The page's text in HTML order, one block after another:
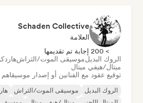
Schaden Collective
العلامة
> 200 إجابة تم تقديمها
الروك البديلموسيقى الموت/الثراش
ميتال/هيفي ميتال
توقيع عقود مع الفنانين أو إصدار موسيقاهم
الروك البديل موسيقى الموت/الثراش